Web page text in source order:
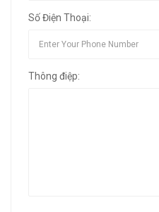
Số Điện Thoại:
Thông điệp: